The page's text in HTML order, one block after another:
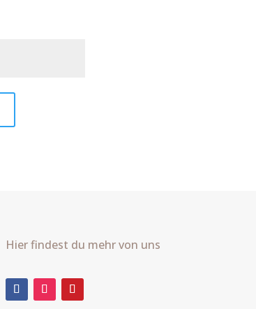
Hier findest du mehr von uns